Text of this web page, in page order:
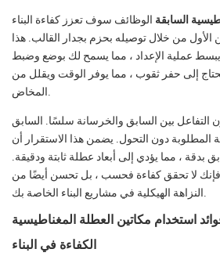
السابقة الوظائف سوف تعزز كفاءة البناء
من خلال توصيله بحزم بجدار القالب. هذا
عملية الإعداد ، مما يسمح لك بوضع وضبط
إلى حفر ثقوب ، مما يوفر الوقت ويقلل من
المخاض.
التفاعل بين السابق والخرسانة سلسًا. السابق
دون التحول. يضمن هذا الاستقرار أن
بدقة ، مما يؤدي إلى أبعاد عطلة ثابتة ودقيقة.
فإنك لا تحقق كفاءة فحسب ، بل تحسن أيضًا من
النزاهة الهيكلية في مشاريع البناء الخاصة بك.
استخدام مكاتين العطلة المغناطيسية
الكفاءة في البناء